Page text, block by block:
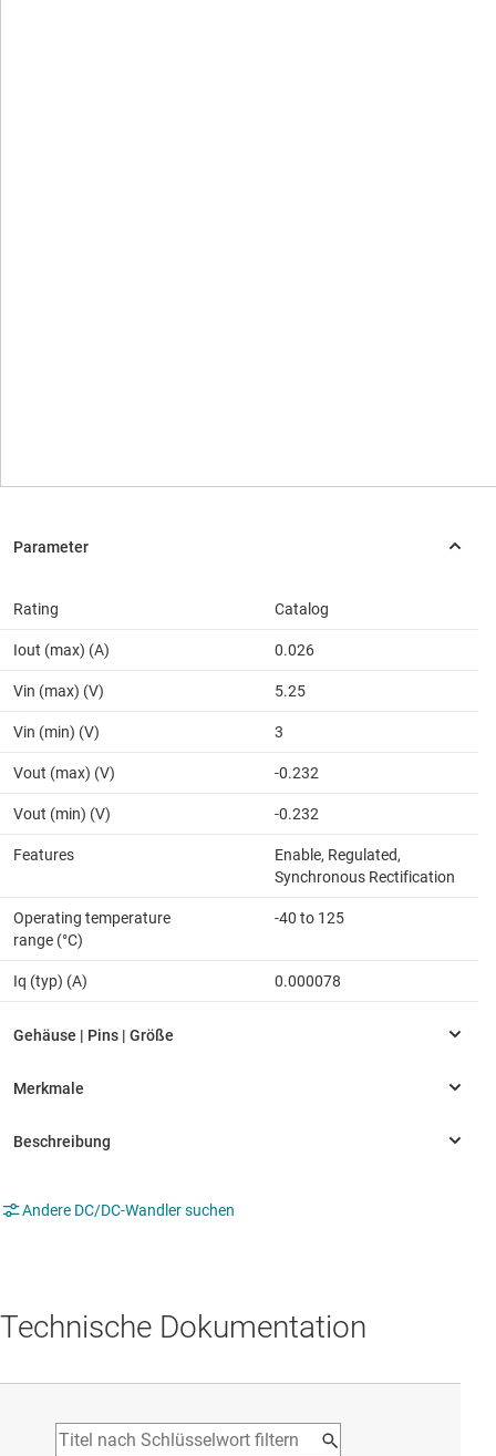
Rating Catalog
Iout (max) (A) 0.026
Vin (max) (V) 5.25
Vin (min) (V) 3
Vout (max) (V) -0.232
Vout (min) (V) -0.232
Features
Enable, Regulated,
Synchronous Rectification
Operating temperature
range (°C)
-40 to 125
Iq (typ) (A) 0.000078
Andere DC/DC-Wandler suchen
Technische Dokumentation